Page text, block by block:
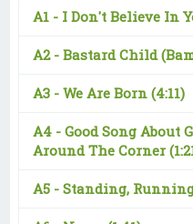
A1 - I Don't Believe In
A2 - Bastard Child
A3 - We Are Born (4:11)
A4 - Good Song About
Around The Corner
A5 - Standing,